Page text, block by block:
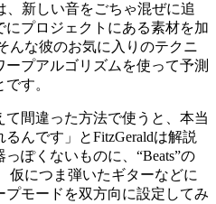
、新しい音をごちゃ混ぜに追
プロジェクトにある素材を加
んな彼のお気に入りのテクニ
プアルゴリズムを使って予測
す。
て間違った方法で使うと、本当
んです」とFitzGeraldは解説
ぽくないものに、“Beats”の
仮につま弾いたギターなどに
モードを双方向に設定してみ